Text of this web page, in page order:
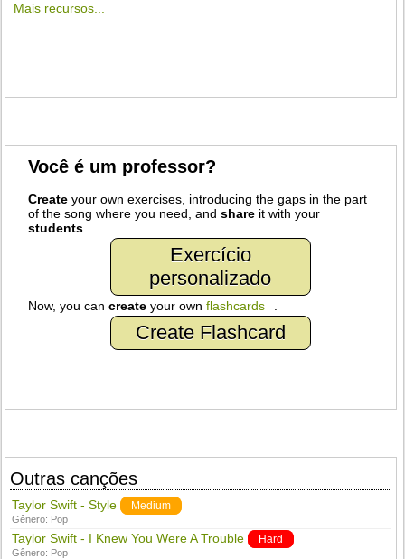
Mais recursos...
Você é um professor?
Create your own exercises, introducing the gaps in the part
of the song where you need, andshare it with your
students
Exercício
personalizado
Now, you cancreate your ownflashcards
Create Flashcard
Outras canções
Taylor Swift - Style Medium
Gênero: Pop
Taylor Swift - I Knew You Were A Trouble Hard
Gênero: Pop